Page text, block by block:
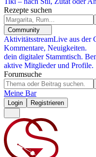
Rezepte suchen
Community
AktivitätsstreamLive aus der
Kommentare, Neuigkeiten.
dein digitaler Stammtisch.
aktive Mitglieder und Profile.
Forumsuche
Meine Bar
Login Registrieren